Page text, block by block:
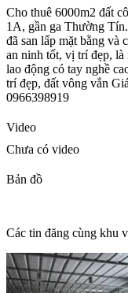
Cho thuê 6000m2 đất
1A, gần ga Thường
đã san lấp mặt bằng và
an ninh tốt, vị trí đẹp, là
lao động có tay nghề
trí đẹp, đất vông vắn
0966398919
Video
Chưa có video
Bản đồ
Các tin đăng cùng khu